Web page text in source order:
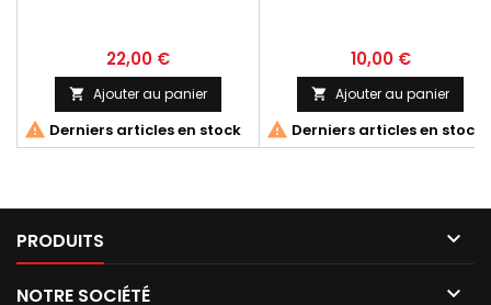
22,00 €
 Ajouter au panier
 Derniers articles en stock
10,00 €
 Ajouter au panier
 Derniers articles en stock
PRODUITS 
NOTRE SOCIÉTÉ 